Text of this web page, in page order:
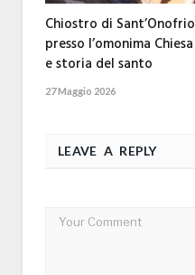
Chiostro di Sant’Onofrio
presso l’omonima Chiesa
e storia del santo
27 Maggio 2026
LEAVE A REPLY